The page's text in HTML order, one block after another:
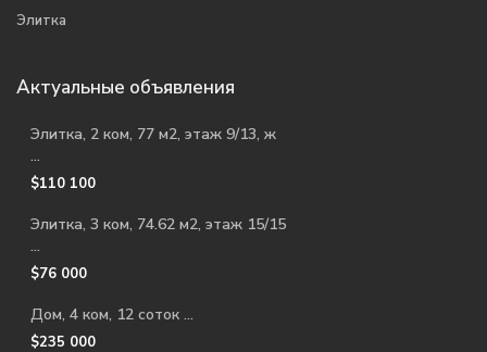
Элитка
Актуальные объявления
Элитка, 2 ком, 77 м2, этаж 9/13, ж
...
$110 100
Элитка, 3 ком, 74.62 м2, этаж 15/15
...
$76 000
Дом, 4 ком, 12 соток ...
$235 000